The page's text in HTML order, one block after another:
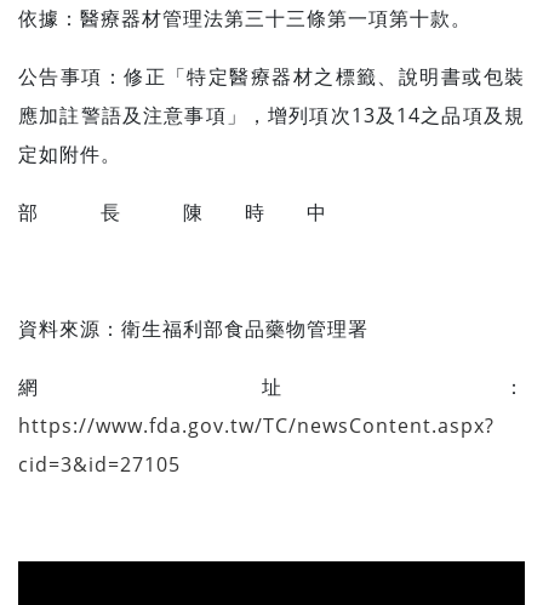
依據：醫療器材管理法第三十三條第一項第十款。
公告事項：修正「特定醫療器材之標籤、說明書或包裝
應加註警語及注意事項」，增列項次13及14之品項及規
定如附件。
部 長 陳 時 中
資料來源： 衛生福利部食品藥物管理署
網址：
https://www.fda.gov.tw/TC/newsContent.aspx?
cid=3&id=27105